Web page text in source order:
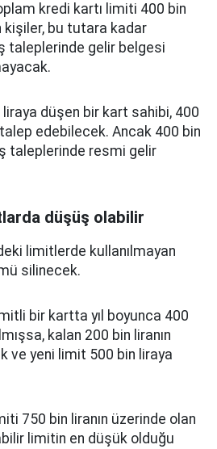
kredi kartı limiti 400 bin
kişiler, bu tutara kadar
taleplerinde gelir belgesi
düşen bir kart sahibi, 400
edebilecek. Ancak 400 bin
taleplerinde resmi gelir
düşüş olabilir
limitlerde kullanılmayan
silinecek.
bir kartta yıl boyunca 400
kalan 200 bin liranın
ve yeni limit 500 bin liraya
750 bin liranın üzerinde olan
limitin en düşük olduğu